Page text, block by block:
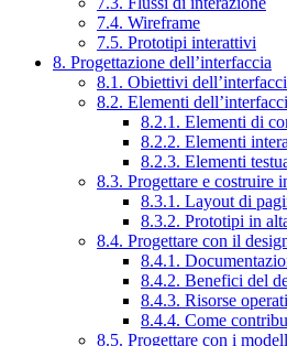
7.4. Wireframe
7.5. Prototipi interattivi
8. Progettazione dell’interfaccia
8.1. Obiettivi
8.2. Elementi
8.2.1. Elementi di
8.2.2. Elementi
8.2.3. Elementi
8.3. Progettare e costruire
8.3.1. Layout di
8.3.2. Prototipi in
8.4. Progettare con il
8.4.1.
8.4.2. Benefici del
8.4.3. Risorse
8.4.4. Come
8.5. Progettare con i